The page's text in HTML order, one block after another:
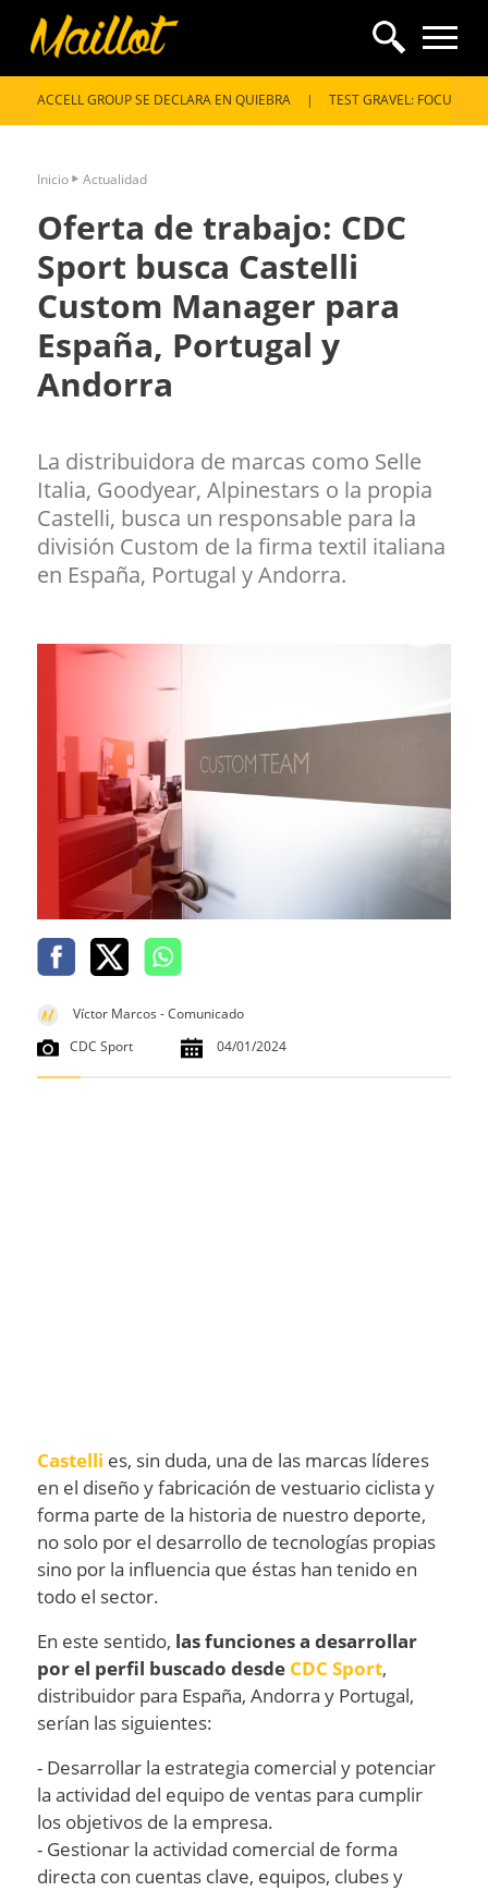
Enlaces SEO
ACCELL GROUP SE DECLARA EN QUIEBRA TEST GRAVEL: FOCUS
Inicio Actualidad
Oferta de trabajo: CDC
Sport busca Castelli
Custom Manager para
España, Portugal y
Andorra
La distribuidora de marcas como Selle
Italia, Goodyear, Alpinestars o la propia
Castelli, busca un responsable para la
división Custom de la firma textil italiana
en España, Portugal y Andorra.
Víctor Marcos - Comunicado
CDC Sport
04/01/2024
Castelli es, sin duda, una de las marcas líderes
en el diseño y fabricación de vestuario ciclista y
forma parte de la historia de nuestro deporte,
no solo por el desarrollo de tecnologías propias
sino por la influencia que éstas han tenido en
todo el sector.
En este sentido, las funciones a desarrollar
por el perfil buscado desde CDC Sport,
distribuidor para España, Andorra y Portugal,
serían las siguientes:
- Desarrollar la estrategia comercial y potenciar
la actividad del equipo de ventas para cumplir
los objetivos de la empresa.
- Gestionar la actividad comercial de forma
directa con cuentas clave, equipos, clubes y